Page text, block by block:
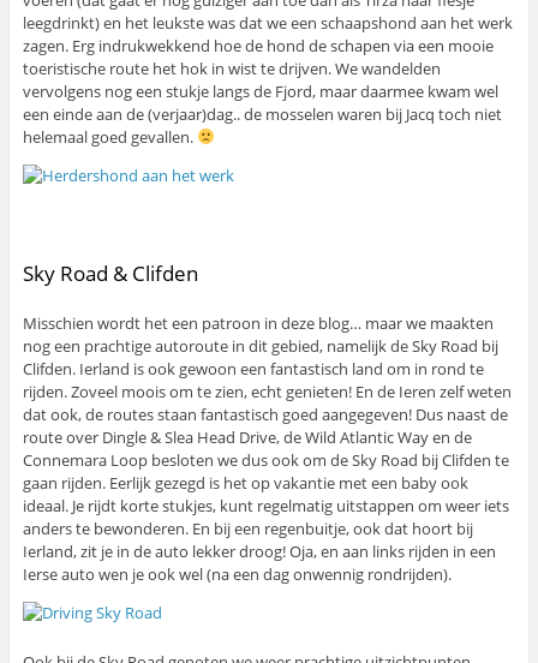
leegdrinkt) en het leukste was dat we een schaapshond aan het werk
zagen. Erg indrukwekkend hoe de hond de schapen via een mooie
toeristische route het hok in wist te drijven. We wandelden
vervolgens nog een stukje langs de Fjord, maar daarmee kwam wel
een einde aan de (verjaar)dag.. de mosselen waren bij Jacq toch niet
helemaal goed gevallen.
Sky Road & Clifden
Misschien wordt het een patroon in deze blog… maar we maakten
nog een prachtige autoroute in dit gebied, namelijk de Sky Road bij
Clifden. Ierland is ook gewoon een fantastisch land om in rond te
rijden. Zoveel moois om te zien, echt genieten! En de Ieren zelf weten
dat ook, de routes staan fantastisch goed aangegeven! Dus naast de
route over Dingle & Slea Head Drive, de Wild Atlantic Way en de
Connemara Loop besloten we dus ook om de Sky Road bij Clifden te
gaan rijden. Eerlijk gezegd is het op vakantie met een baby ook
ideaal. Je rijdt korte stukjes, kunt regelmatig uitstappen om weer iets
anders te bewonderen. En bij een regenbuitje, ook dat hoort bij
Ierland, zit je in de auto lekker droog! Oja, en aan links rijden in een
Ierse auto wen je ook wel (na een dag onwennig rondrijden).